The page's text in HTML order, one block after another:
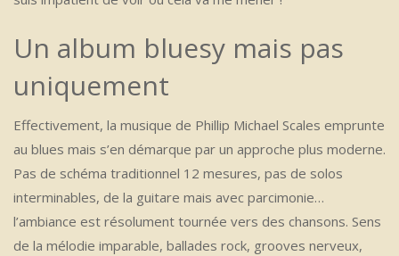
Un album bluesy mais pas
uniquement
Effectivement, la musique de Phillip Michael Scales emprunte
au blues mais s’en démarque par un approche plus moderne.
Pas de schéma traditionnel 12 mesures, pas de solos
interminables, de la guitare mais avec parcimonie…
l’ambiance est résolument tournée vers des chansons. Sens
de la mélodie imparable, ballades rock, grooves nerveux,